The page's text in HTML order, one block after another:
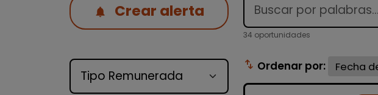
Crear alerta
Tipo de oferta
34 oportunidades
swap_vert Ordenar por: